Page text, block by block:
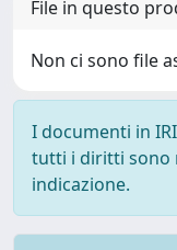
File in questo
Non ci sono file
I documenti in
tutti i diritti sono
indicazione.